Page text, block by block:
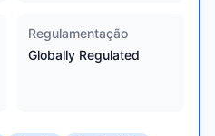
Regulamentação
Globally Regulated